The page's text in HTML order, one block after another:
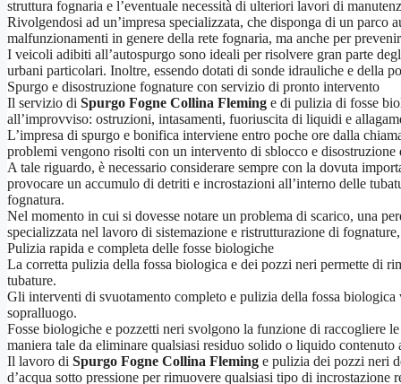
struttura fognaria e l’eventuale necessità di ulteriori lavori di
Rivolgendosi ad un’impresa specializzata, che disponga di un
malfunzionamenti in genere della rete fognaria, ma anche per
I veicoli adibiti all’autospurgo sono ideali per risolvere gran parte
urbani particolari. Inoltre, essendo dotati di sonde idrauliche e della
Spurgo e disostruzione fognature con servizio di pronto intervento
Il servizio di Spurgo Fogne Collina Fleming e di pulizia di fosse
all’improvviso: ostruzioni, intasamenti, fuoriuscita di liquidi e
L’impresa di spurgo e bonifica interviene entro poche ore dalla
problemi vengono risolti con un intervento di sblocco e
A tale riguardo, è necessario considerare sempre con la dovuta
provocare un accumulo di detriti e incrostazioni all’interno delle
fognatura.
Nel momento in cui si dovesse notare un problema di scarico, una
specializzata nel lavoro di sistemazione e ristrutturazione di
Pulizia rapida e completa delle fosse biologiche
La corretta pulizia della fossa biologica e dei pozzi neri permette di
tubature.
Gli interventi di svuotamento completo e pulizia della fossa
sopralluogo.
Fosse biologiche e pozzetti neri svolgono la funzione di raccogliere
maniera tale da eliminare qualsiasi residuo solido o liquido contenuto
Il lavoro di Spurgo Fogne Collina Fleming e pulizia dei pozzi neri
d’acqua sotto pressione per rimuovere qualsiasi tipo di incrostazione